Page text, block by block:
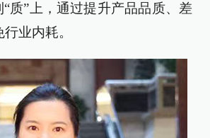
“质”上，通过提升产品品质、差
业内耗。